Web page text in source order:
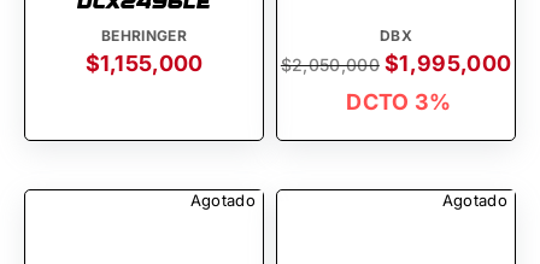
BEHRINGER
$1,155,000
DBX
$2,050,000 $1,995,000
DCTO 3%
Agotado Agotado